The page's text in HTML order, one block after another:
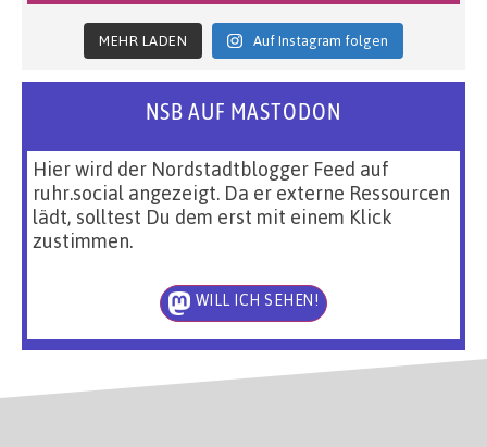
MEHR LADEN Auf Instagram folgen
NSB AUF MASTODON
Hier wird der Nordstadtblogger Feed auf
ruhr.social angezeigt. Da er externe Ressourcen
lädt, solltest Du dem erst mit einem Klick
zustimmen.
WILL ICH SEHEN!